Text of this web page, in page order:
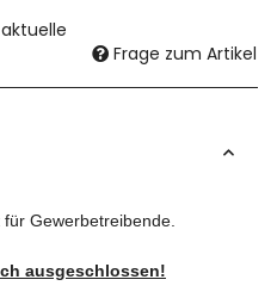
Frage zum Artikel
Gewerbetreibende.
ausgeschlossen!